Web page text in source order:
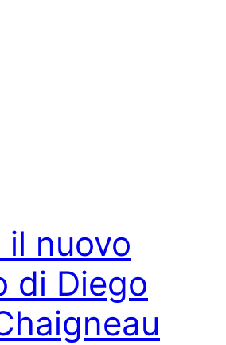
il nuovo
di Diego